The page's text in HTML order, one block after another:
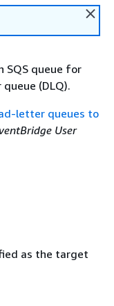
SQS queue for
(DLQ).
letter queues to
User
as the target